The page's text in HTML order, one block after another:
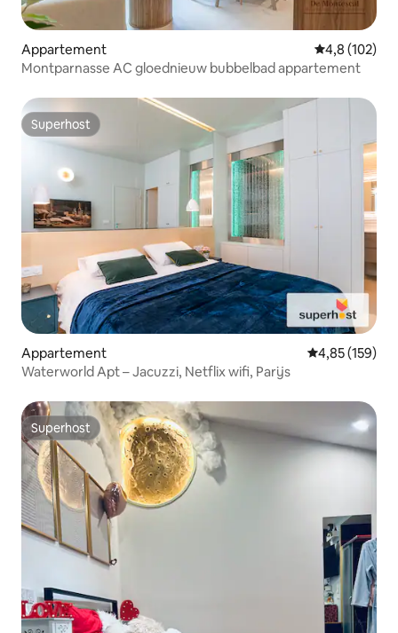
Appartement Gemiddelde
4,8 (102)
Montparnasse AC gloednieuw bubbelbad appartement
Superhost
Superhost
Appartement Gemiddelde
4,85 (159)
Waterworld Apt – Jacuzzi, Netflix wifi, Parijs
Superhost
Superhost